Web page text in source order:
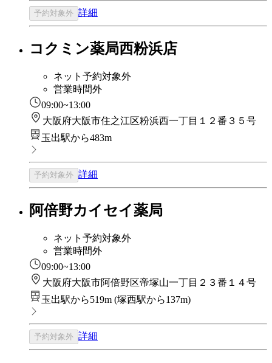
予約対象外 詳細
コクミン薬局西粉浜店
ネット予約対象外
営業時間外
09:00~13:00
大阪府大阪市住之江区粉浜西一丁目１２番３５号
玉出駅から483m
予約対象外 詳細
阿倍野カイセイ薬局
ネット予約対象外
営業時間外
09:00~13:00
大阪府大阪市阿倍野区帝塚山一丁目２３番１４号
玉出駅から519m (塚西駅から137m)
予約対象外 詳細